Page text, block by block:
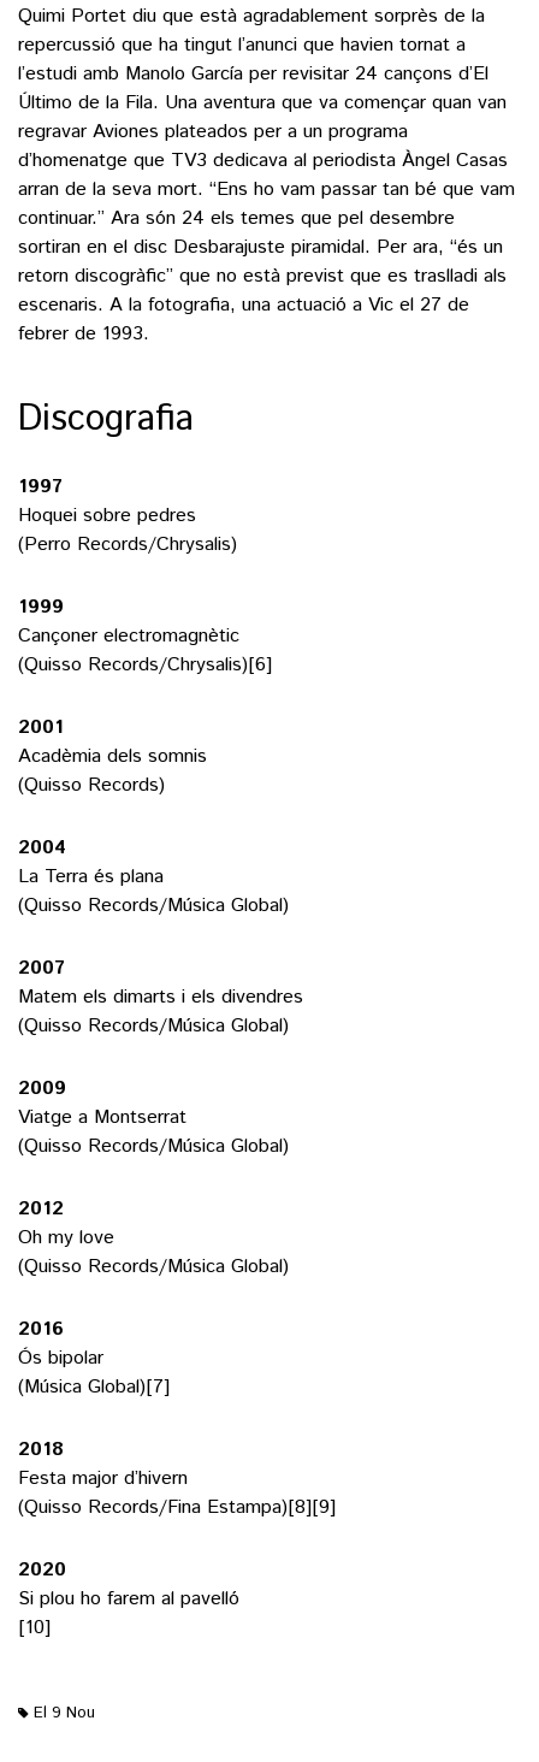
Quimi Portet diu que està agradablement sorprès de la
repercussió que ha tingut l’anunci que havien tornat a
l’estudi amb Manolo García per revisitar 24 cançons d’El
Último de la Fila. Una aventura que va començar quan van
regravar Aviones plateados per a un programa
d’homenatge que TV3 dedicava al periodista Àngel Casas
arran de la seva mort. “Ens ho vam passar tan bé que vam
continuar.” Ara són 24 els temes que pel desembre
sortiran en el disc Desbarajuste piramidal. Per ara, “és un
retorn discogràfic” que no està previst que es traslladi als
escenaris. A la fotografia, una actuació a Vic el 27 de
febrer de 1993.
Discografia
1997
Hoquei sobre pedres
(Perro Records/Chrysalis)
1999
Cançoner electromagnètic
(Quisso Records/Chrysalis)[6]
2001
Acadèmia dels somnis
(Quisso Records)
2004
La Terra és plana
(Quisso Records/Música Global)
2007
Matem els dimarts i els divendres
(Quisso Records/Música Global)
2009
Viatge a Montserrat
(Quisso Records/Música Global)
2012
Oh my love
(Quisso Records/Música Global)
2016
Ós bipolar
(Música Global)[7]
2018
Festa major d’hivern
(Quisso Records/Fina Estampa)[8][9]
2020
Si plou ho farem al pavelló
[10]
El 9 Nou
M'agrada